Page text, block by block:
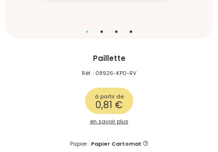
Paillette
Réf. : 08926-KP0-RV
à partir de
0,81 €
en savoir plus
Papier :Papier Cartomat